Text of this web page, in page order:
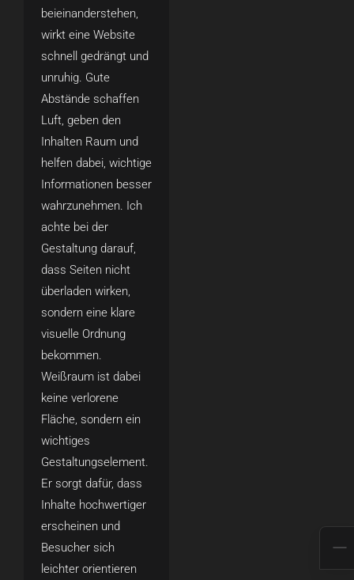
beieinanderstehen,
wirkt eine Website
schnell gedrängt und
unruhig. Gute
Abstände schaffen
Luft, geben den
Inhalten Raum und
helfen dabei, wichtige
Informationen besser
wahrzunehmen. Ich
achte bei der
Gestaltung darauf,
dass Seiten nicht
überladen wirken,
sondern eine klare
visuelle Ordnung
bekommen.
Weißraum ist dabei
keine verlorene
Fläche, sondern ein
wichtiges
Gestaltungselement.
Er sorgt dafür, dass
Inhalte hochwertiger
erscheinen und
Besucher sich
leichter orientieren